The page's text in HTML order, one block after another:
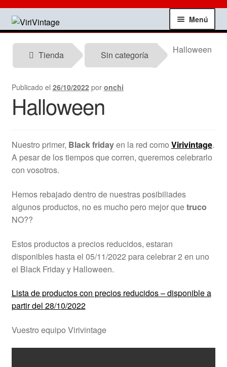
Ir
a
navegación
Ir
al
Menú
Tienda
Contactar
Noticias
Ofertas
Ayuda
Español
Tienda Sin categoría Halloween
Publicado el 26/10/2022 por onchi
Halloween
Nuestro primer, Black fridayen la red como Virivintage.
A pesar de los tiempos que corren, queremos celebrarlo
con vosotros.
Hemos rebajado dentro de nuestras posibiliades
algunos productos, no es mucho pero mejor quetruco
NO??
Estos productos a precios reducidos, estaran
disponibles hasta el 05/11/2022 para celebrar 2 en uno
el Black Friday y Halloween.
Lista de productos con precios reducidos – disponible a
partir del 28/10/2022
Vuestro equipo Virivintage